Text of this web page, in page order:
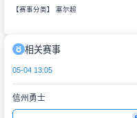
【赛事分类】 塞尔超
相关赛事
05-04 13:05
信州勇士